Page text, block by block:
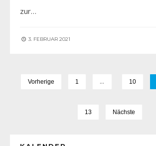
zur…
3. FEBRUAR 2021
Vorherige 1 … 10
13 Nächste